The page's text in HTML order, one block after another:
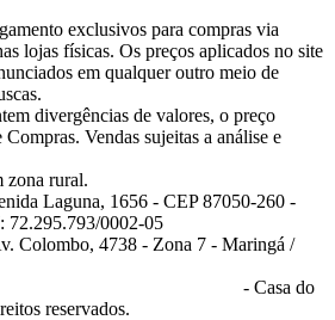
exclusivos para compras via
lojas físicas. Os preços aplicados no site
em qualquer outro meio de
divergências de valores, o preço
Vendas sujeitas a análise e
zona rural.
Laguna, 1656 - CEP 87050-260 -
72.295.793/0002-05
Colombo, 4738 - Zona 7 - Maringá /
- Casa do
reservados.